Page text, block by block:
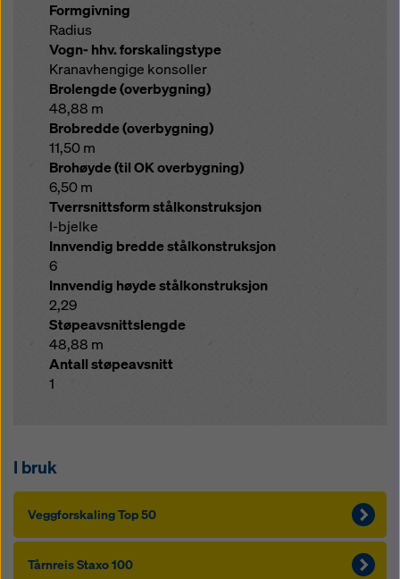
Formgivning
Radius
Vogn- hhv. forskalingstype
Kranavhengige konsoller
Brolengde (overbygning)
48,88 m
Brobredde (overbygning)
11,50 m
Brohøyde (til OK overbygning)
6,50 m
Tverrsnittsform stålkonstruksjon
I-bjelke
Innvendig bredde stålkonstruksjon
6
Innvendig høyde stålkonstruksjon
2,29
Støpeavsnittslengde
48,88 m
Antall støpeavsnitt
1
I bruk
Veggforskaling Top 50
Tårnreis Staxo 100